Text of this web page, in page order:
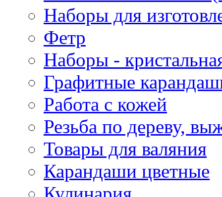
Наборы для
Фетр
Наборы -
Графитные
Работа с кожей
Резьба по дереву,
Товары для валяния
Карандаши цветные